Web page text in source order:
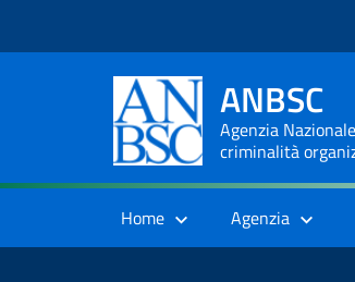
ANBSC
Agenzia
criminalità
Home Agenzia